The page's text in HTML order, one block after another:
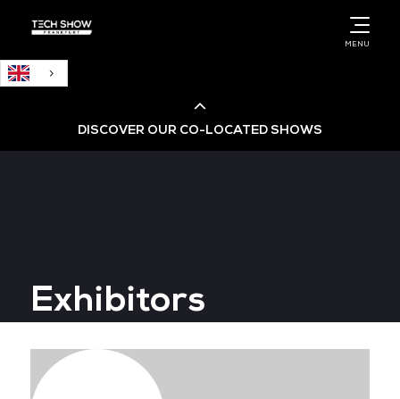
MENU
DISCOVER OUR CO-LOCATED SHOWS
Big Data & AI World
Data Centre World
Exhibitors